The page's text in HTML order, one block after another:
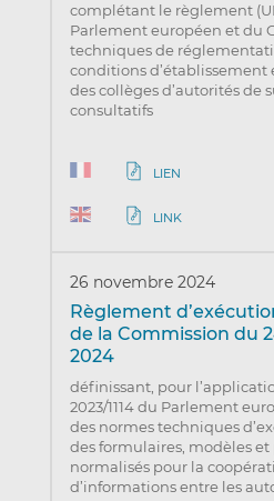
complétant le règlement
Parlement européen et du
techniques de
conditions
des collèges d’autorités de
consultatifs
LIEN
LINK
26 novembre 2024
Règlement
de la Commission du
2024
définissant, pour
2023/1114 du Parlement
des normes techniques
des formulaires, modèles et
normalisés pour la
d’informations entre les